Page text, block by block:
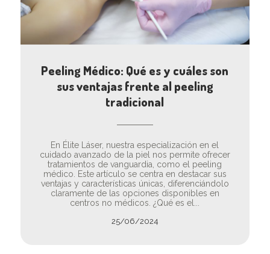
Peeling Médico: Qué es y cuáles son
sus ventajas frente al peeling
tradicional
En Élite Láser, nuestra especialización en el
cuidado avanzado de la piel nos permite ofrecer
tratamientos de vanguardia, como el peeling
médico. Este artículo se centra en destacar sus
ventajas y características únicas, diferenciándolo
claramente de las opciones disponibles en
centros no médicos. ¿Qué es el...
25/06/2024